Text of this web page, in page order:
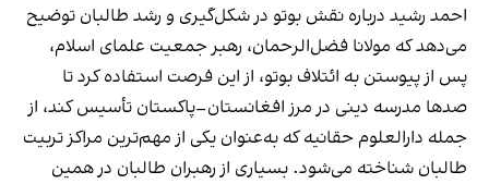
احمد رشید درباره نقش بوتو در شکل‌گیری و رشد طالبان توضیح
می‌دهد که مولانا فضل‌الرحمان، رهبر جمعیت علمای اسلام،
پس از پیوستن به ائتلاف بوتو، از این فرصت استفاده کرد تا
صدها مدرسه دینی در مرز افغانستان–پاکستان تأسیس کند، از
جمله دارالعلوم حقانیه که به‌عنوان یکی از مهم‌ترین مراکز تربیت
طالبان شناخته می‌شود. بسیاری از رهبران طالبان در همین